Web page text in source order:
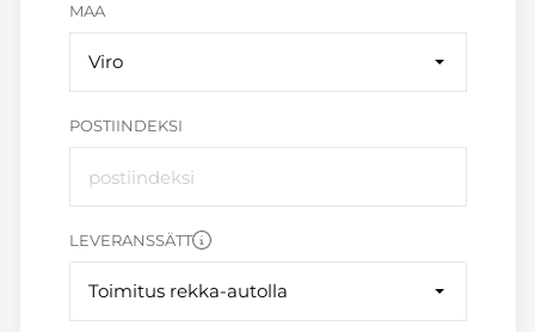
MAA
Viro
POSTIINDEKSI
LEVERANSSÄTT
Toimitus rekka-autolla